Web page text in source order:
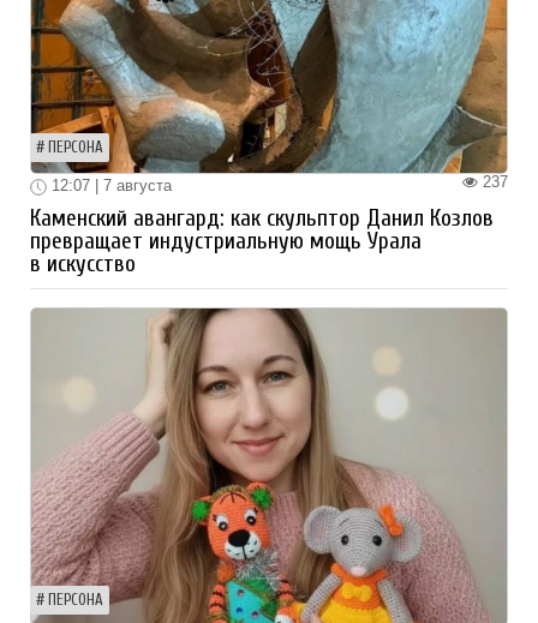
ПЕРСОНА
237
12:07 | 7 августа
Каменский авангард: как скульптор Данил Козлов
превращает индустриальную мощь Урала
в искусство
ПЕРСОНА